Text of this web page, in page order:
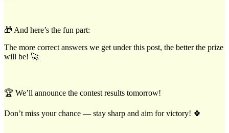
🎁 And here’s the fun part:
The more correct answers we get under this post, the better the prize
will be! 🚀
🏆 We’ll announce the contest results tomorrow!
Don’t miss your chance — stay sharp and aim for victory! 🍀